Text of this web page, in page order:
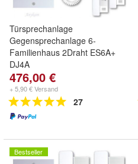
Türsprechanlage
Gegensprechanlage 6-
Familienhaus 2Draht ES6A+
DJ4A
476,00 €
+ 5,90 € Versand
27
Bestseller